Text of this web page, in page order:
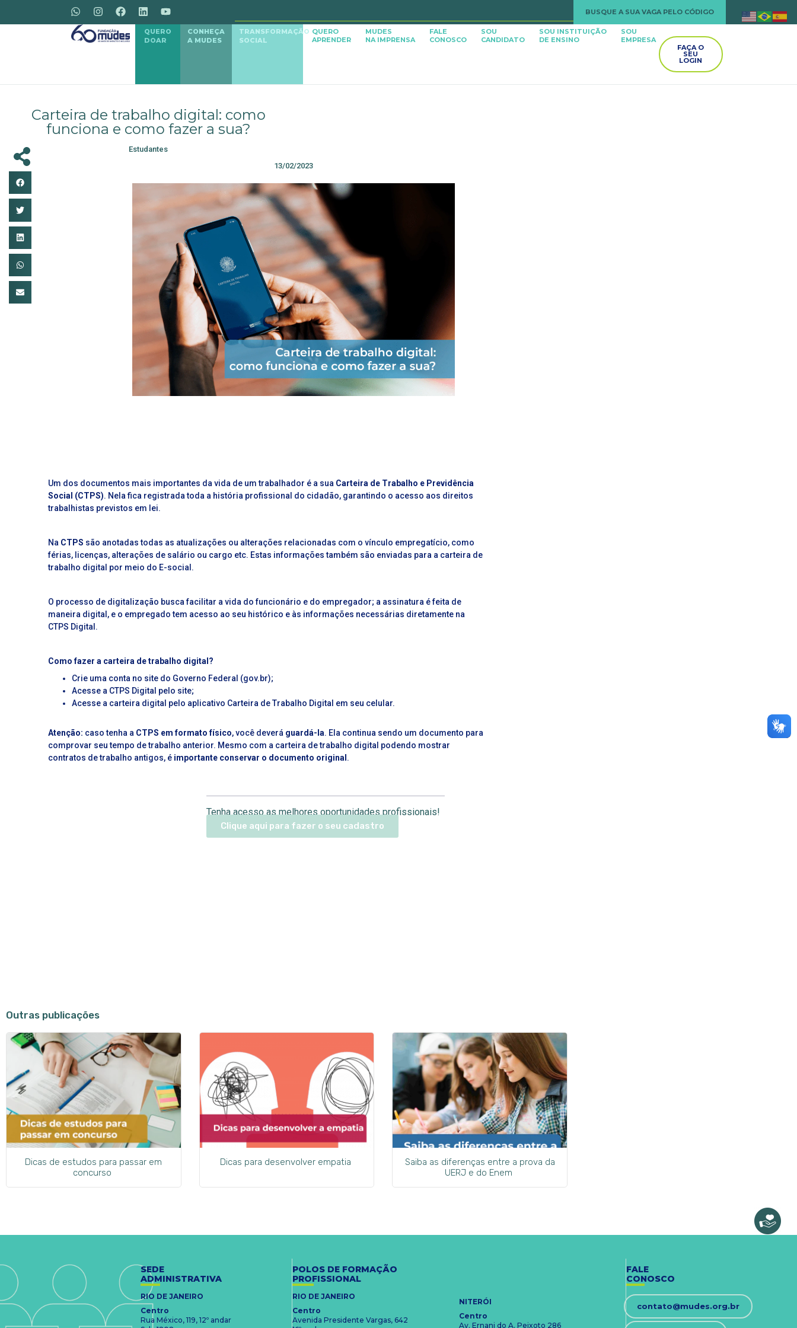
BUSQUE A SUA VAGA PELO CÓDIGO
QUERO
DOAR
CONHEÇA
A MUDES
TRANSFORMAÇÃO
SOCIAL
QUERO
APRENDER
MUDES
NA IMPRENSA
FALE
CONOSCO
SOU
CANDIDATO
SOU INSTITUIÇÃO
DE ENSINO
SOU
EMPRESA
FAÇA O
SEU
LOGIN
Carteira de trabalho digital: como
funciona e como fazer a sua?
Estudantes
13/02/2023
Um dos documentos mais importantes da vida de um trabalhador é a sua Carteira de Trabalho e Previdência
Social (CTPS). Nela fica registrada toda a história profissional do cidadão, garantindo o acesso aos direitos
trabalhistas previstos em lei.
Na CTPS são anotadas todas as atualizações ou alterações relacionadas com o vínculo empregatício, como
férias, licenças, alterações de salário ou cargo etc. Estas informações também são enviadas para a carteira de
trabalho digital por meio do E-social.
O processo de digitalização busca facilitar a vida do funcionário e do empregador; a assinatura é feita de
maneira digital, e o empregado tem acesso ao seu histórico e às informações necessárias diretamente na
CTPS Digital.
Como fazer a carteira de trabalho digital?
Crie uma conta no site do Governo Federal (gov.br);
Acesse a CTPS Digital pelo site;
Acesse a carteira digital pelo aplicativo Carteira de Trabalho Digital em seu celular.
Atenção: caso tenha a CTPS em formato físico, você deverá guardá-la. Ela continua sendo um documento para
comprovar seu tempo de trabalho anterior. Mesmo com a carteira de trabalho digital podendo mostrar
contratos de trabalho antigos, é importante conservar o documento original .
Tenha acesso as melhores oportunidades profissionais!
Clique aqui para fazer o seu cadastro
Outras publicações
Dicas de estudos para passar em
concurso
Dicas para desenvolver empatia
Saiba as diferenças entre a prova da
UERJ e do Enem
SEDE
ADMINISTRATIVA
RIO DE JANEIRO
Centro
Rua México, 119, 12º andar
POLOS DE FORMAÇÃO
PROFISSIONAL
RIO DE JANEIRO
Centro
Avenida Presidente Vargas, 642
NITERÓI
Centro
Av. Ernani do A. Peixoto 286
FALE
CONOSCO
contato@mudes.org.br